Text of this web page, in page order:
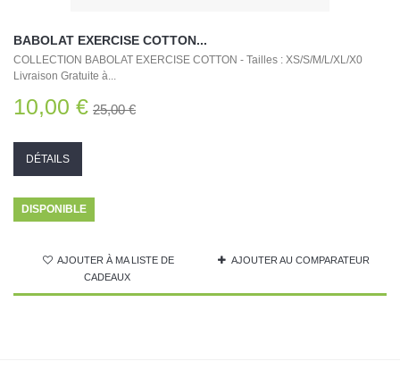
BABOLAT EXERCISE COTTON...
COLLECTION BABOLAT EXERCISE COTTON - Tailles : XS/S/M/L/XL/X0
Livraison Gratuite à...
10,00 € 25,00 €
DÉTAILS
DISPONIBLE
AJOUTER À MA LISTE DE
CADEAUX
AJOUTER AU COMPARATEUR